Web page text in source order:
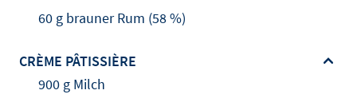
60 g brauner Rum (58 %)
CRÈME PÂTISSIÈRE
900 g Milch